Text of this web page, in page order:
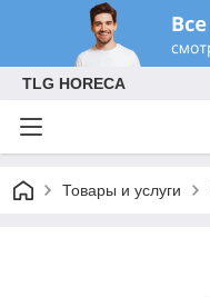
TLG HORECA
Товары и услуги